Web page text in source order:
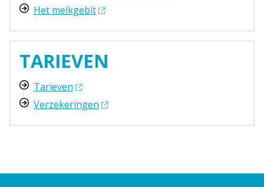
Het melkgebit
TARIEVEN
Tarieven
Verzekeringen